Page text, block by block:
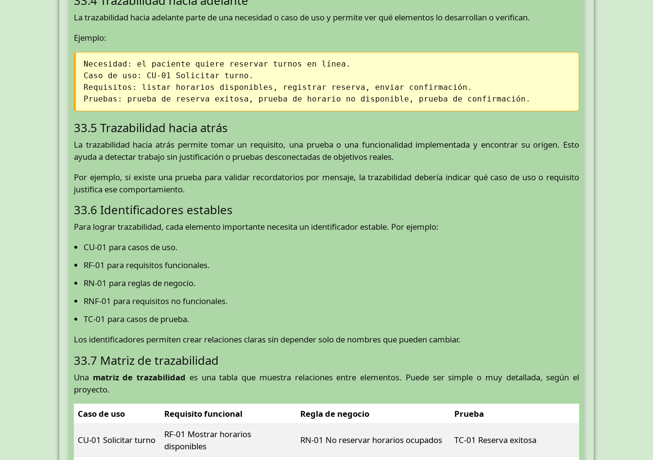
La trazabilidad hacia adelante parte de una necesidad o caso de uso y permite ver qué elementos lo desarrollan o verifican.
Ejemplo:
Necesidad: el paciente quiere reservar turnos en línea.
Caso de uso: CU-01 Solicitar turno.
Requisitos: listar horarios disponibles, registrar reserva, enviar confirmación.
Pruebas: prueba de reserva exitosa, prueba de horario no disponible, prueba de confirmación.
33.5 Trazabilidad hacia atrás
La trazabilidad hacia atrás permite tomar un requisito, una prueba o una funcionalidad implementada y encontrar su origen. Esto
ayuda a detectar trabajo sin justificación o pruebas desconectadas de objetivos reales.
Por ejemplo, si existe una prueba para validar recordatorios por mensaje, la trazabilidad debería indicar qué caso de uso o requisito
justifica ese comportamiento.
33.6 Identificadores estables
Para lograr trazabilidad, cada elemento importante necesita un identificador estable. Por ejemplo:
CU-01 para casos de uso.
RF-01 para requisitos funcionales.
RN-01 para reglas de negocio.
RNF-01 para requisitos no funcionales.
TC-01 para casos de prueba.
Los identificadores permiten crear relaciones claras sin depender solo de nombres que pueden cambiar.
33.7 Matriz de trazabilidad
Una matriz de trazabilidad es una tabla que muestra relaciones entre elementos. Puede ser simple o muy detallada, según el
proyecto.
Caso de uso Requisito funcional Regla de negocio Prueba
CU-01 Solicitar turno
RF-01 Mostrar horarios
disponibles
RN-01 No reservar horarios ocupados TC-01 Reserva exitosa